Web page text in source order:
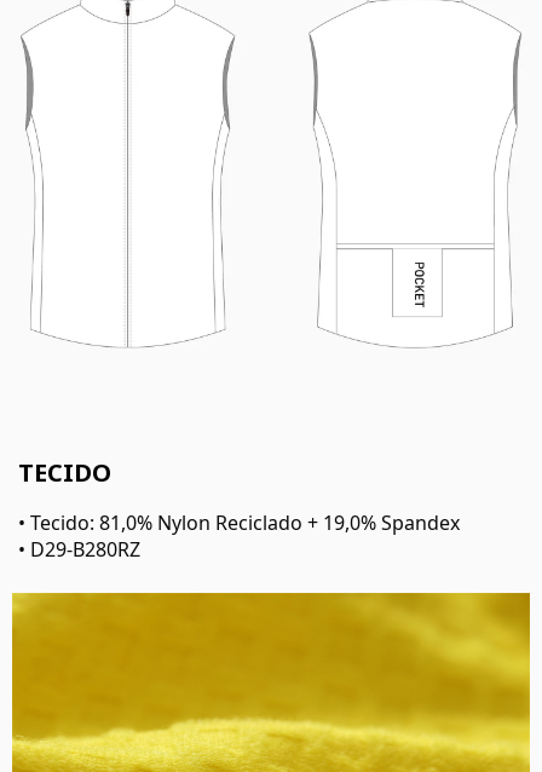
TECIDO
• Tecido: 81,0% Nylon Reciclado + 19,0% Spandex
• D29-B280RZ